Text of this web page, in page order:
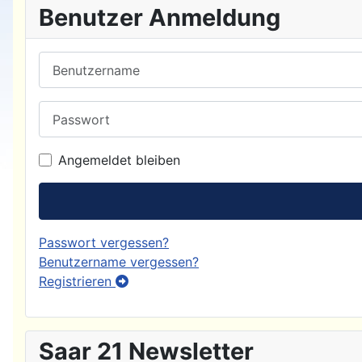
Benutzer Anmeldung
Angemeldet bleiben
Passwort vergessen?
Benutzername vergessen?
Registrieren
Saar 21 Newsletter